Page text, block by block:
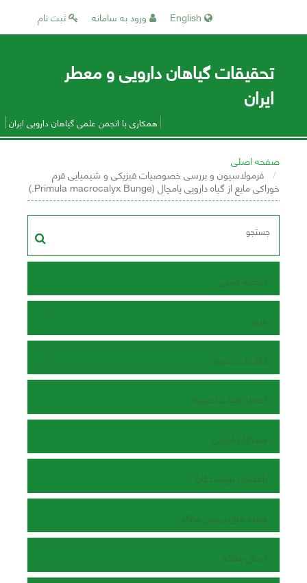
ثبت نام ورود به سامانه
تحقیقات گیاهان دارویی و معطر
ایران
همکاری با انجمن علمی گیاهان دارویی ایران
صفحه اصلی
فرمولاسیون و بررسی خصوصیات فیزیکی و شیمیایی فرم
خوراکی مایع از گیاه دارویی پامچال (Primula macrocalyx Bunge.)
صفحه اصلی
مرور
اطلاعات نشریه
اعضای هیات تحریریه
همکاران اجرایی
راهنمای نویسندگان
هزینه های بررسی مقاله
ارسال مقاله